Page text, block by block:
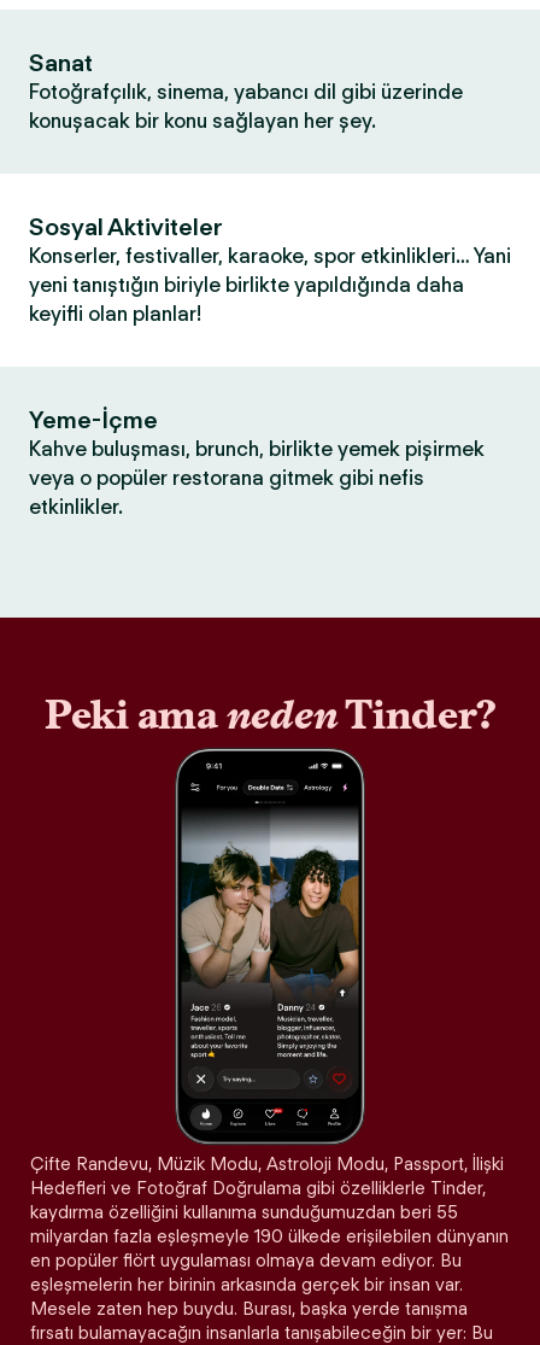
Sanat
Fotoğrafçılık, sinema, yabancı dil gibi üzerinde
konuşacak bir konu sağlayan her şey.
Sosyal Aktiviteler
Konserler, festivaller, karaoke, spor etkinlikleri… Yani
yeni tanıştığın biriyle birlikte yapıldığında daha
keyifli olan planlar!
Yeme-İçme
Kahve buluşması, brunch, birlikte yemek pişirmek
veya o popüler restorana gitmek gibi nefis
etkinlikler.
Peki amanedenTinder?
Çifte Randevu, Müzik Modu, Astroloji Modu, Passport, İlişki
Hedefleri ve Fotoğraf Doğrulama gibi özelliklerle Tinder,
kaydırma özelliğini kullanıma sunduğumuzdan beri 55
milyardan fazla eşleşmeyle 190 ülkede erişilebilen dünyanın
en popüler flört uygulaması olmaya devam ediyor. Bu
eşleşmelerin her birinin arkasında gerçek bir insan var.
Mesele zaten hep buydu. Burası, başka yerde tanışma
fırsatı bulamayacağın insanlarla tanışabileceğin bir yer: Bu